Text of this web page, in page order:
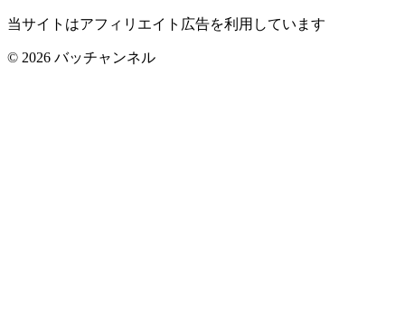
当サイトはアフィリエイト広告を利用しています
© 2026 バッチャンネル